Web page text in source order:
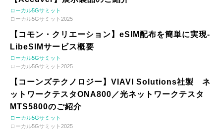
ローカル5Gサミット
ローカル5Gサミット2025
【コモン・クリエーション】eSIM配布を簡単に実現-
LibeSIMサービス概要
ローカル5Gサミット
ローカル5Gサミット2025
【コーンズテクノロジー】VIAVI Solutions社製 ネ
ットワークテスタONA800／光ネットワークテスタ
MTS5800のご紹介
ローカル5Gサミット
ローカル5Gサミット2025